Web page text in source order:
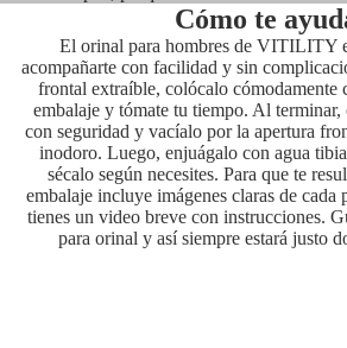
Cómo te
El orinal para hombres de VITILITY
acompañarte con facilidad y sin
frontal extraíble, colócalo cómodamente
embalaje y tómate tu tiempo. Al
con seguridad y vacíalo por la apertura
inodoro. Luego, enjuágalo con agua
sécalo según necesites. Para que te
embalaje incluye imágenes claras de cada
tienes un video breve con instrucciones.
para orinal y así siempre estará justo